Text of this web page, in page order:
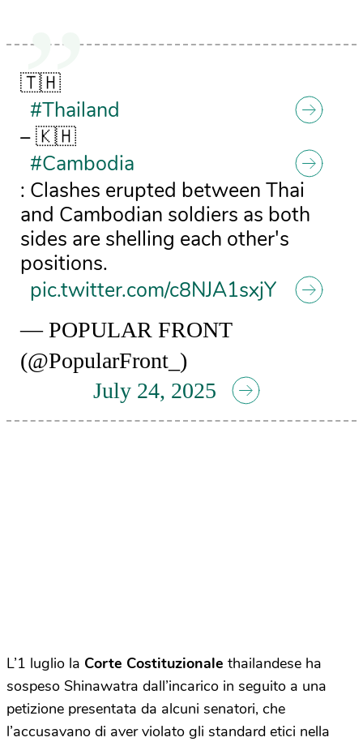
🇹🇭
#Thailand
– 🇰🇭
#Cambodia
: Clashes erupted between Thai
and Cambodian soldiers as both
sides are shelling each other's
positions.
pic.twitter.com/c8NJA1sxjY
— POPULAR FRONT
(@PopularFront_)
July 24, 2025
L’1 luglio la Corte Costituzionale thailandese ha
sospeso Shinawatra dall’incarico in seguito a una
petizione presentata da alcuni senatori, che
l’accusavano di aver violato gli standard etici nella